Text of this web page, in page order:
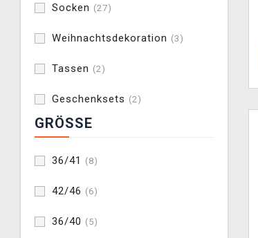
Socken (27)
Weihnachtsdekoration (3)
Tassen (2)
Geschenksets (2)
GRÖSSE
36/41 (8)
42/46 (6)
36/40 (5)